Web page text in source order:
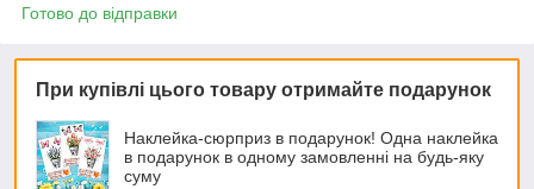
Готово до відправки
При купівлі цього товару отримайте подарунок
Наклейка-сюрприз в подарунок! Одна наклейка
в подарунок в одному замовленні на будь-яку
суму